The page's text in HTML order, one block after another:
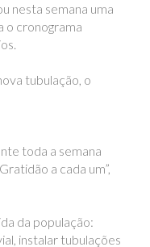
nesta semana uma
o cronograma
tubulação, o
toda a semana
a cada um”,
da população:
instalar tubulações